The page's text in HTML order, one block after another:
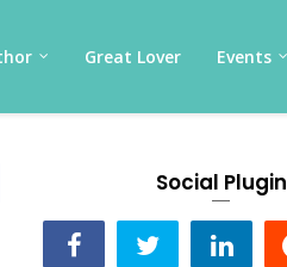
Great Lover Events
Social Plugin